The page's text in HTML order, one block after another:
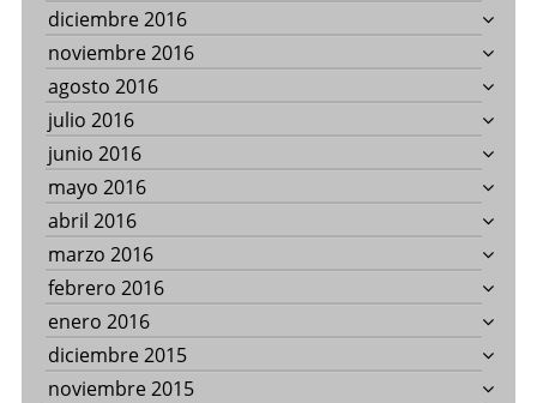
diciembre 2016
noviembre 2016
agosto 2016
julio 2016
junio 2016
mayo 2016
abril 2016
marzo 2016
febrero 2016
enero 2016
diciembre 2015
noviembre 2015